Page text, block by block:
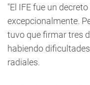
"El IFE fue un
excepcionalmente.
tuvo que firmar tres
habiendo
radiales.